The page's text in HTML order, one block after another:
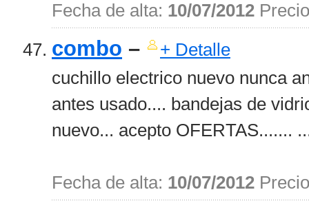
Fecha de alta: 10/07/2012
combo – + Detalle
cuchillo electrico nuevo nunca
antes usado.... bandejas de
nuevo... acepto OFERTAS.......
Fecha de alta: 10/07/2012